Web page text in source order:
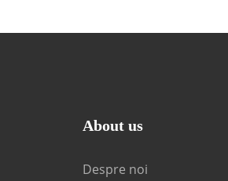
About us
Despre noi